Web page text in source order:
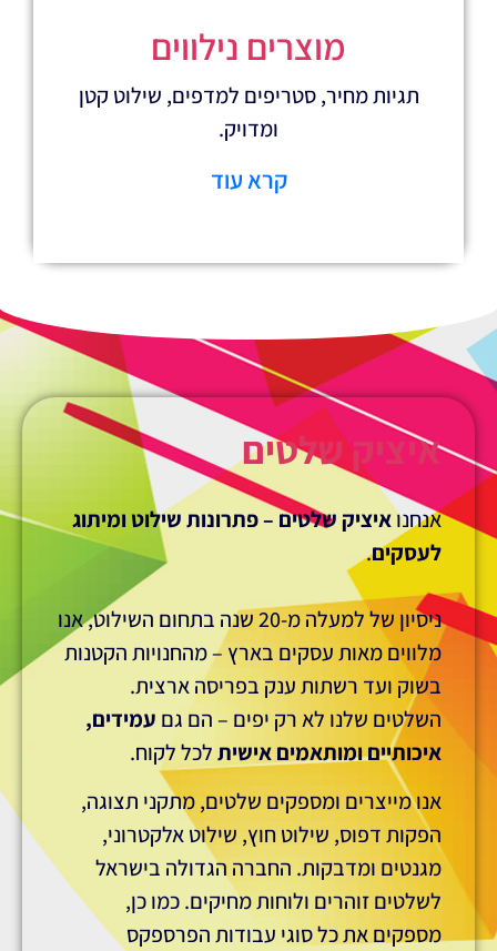
מוצרים נילווים
סטריפים למדפים, שילוט קטן
שלטים
שלטים – פתרונות שילוט ומיתוג
ניסיון של למעלה מ-20 שנה בתחום השילוט, אנו
עסקים בארץ – מהחנויות הקטנות
ענק בפריסה ארצית.
לא רק יפים – הם גםעמידים,
אישיתלכל לקוח.
ומספקים שלטים, מתקני תצוגה,
שילוט חוץ, שילוט אלקטרוני,
החברה הגדולה בישראל
ולוחות מחיקים. כמו כן,
כל סוגי עבודות הפרספקס